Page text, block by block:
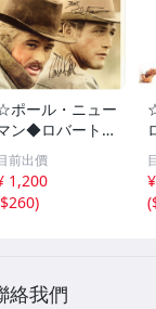
ポール・ニュー
ン◆ロバート・
ッドフォード◆
イン入り写真◆
㎝☆
前出價
1,200
$260)
(
絡我們